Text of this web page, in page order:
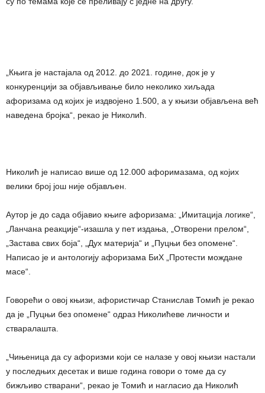
„Књига је настајала од 2012. до 2021. године, док је у
конкуренцији за објављивање било неколико хиљада
афоризама од којих је издвојено 1.500, а у књизи објављена већ
наведена бројка“, рекао је Николић.
Николић је написао више од 12.000 афоримазамa, од којих
велики број још није објављен.
Аутор је до сада објавио књиге афоризама: „Имитација логике“,
„Ланчана реакције“-изашла у пет издања, „Отворени прелом“,
„Застава свих боја“, „Дух материја“ и „Пуцњи без опомене“.
Написао је и антологију афоризама БиХ „Протести мождане
масе“.
Говорећи о овој књизи, афористичар Станислав Томић је рекао
да је „Пуцњи без опомене“ одраз Николићеве личности и
стваралашта.
„Чињеница да су афоризми који се налазе у овој књизи настали
у последњих десетак и више година говори о томе да су
бижљиво стварани“, рекао је Томић и нагласио да Николић